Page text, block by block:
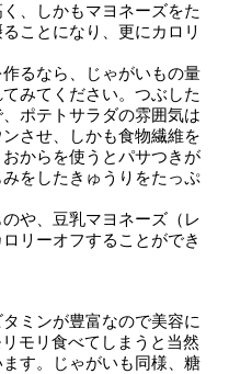
、しかもマヨネーズをた
ことになり、更にカロリ
るなら、じゃがいもの量
みてください。つぶした
ポテトサラダの雰囲気は
させ、しかも食物繊維を
からを使うとパサつきが
をしたきゅうりをたっぷ
や、豆乳マヨネーズ（レ
リーオフすることができ
ミンが豊富なので美容に
モリ食べてしまうと当然
す。じゃがいも同様、糖